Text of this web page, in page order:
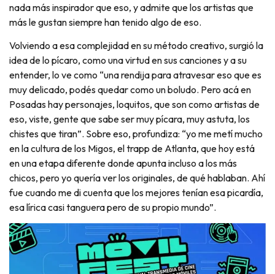
nada más inspirador que eso, y admite que los artistas que
más le gustan siempre han tenido algo de eso.
Volviendo a esa complejidad en su método creativo, surgió la
idea de lo pícaro, como una virtud en sus canciones y a su
entender, lo ve como “una rendija para atravesar eso que es
muy delicado, podés quedar como un boludo. Pero acá en
Posadas hay personajes, loquitos, que son como artistas de
eso, viste, gente que sabe ser muy pícara, muy astuta, los
chistes que tiran”. Sobre eso, profundiza: “yo me metí mucho
en la cultura de los Migos, el trapp de Atlanta, que hoy está
en una etapa diferente donde apunta incluso a los más
chicos, pero yo quería ver los originales, de qué hablaban. Ahí
fue cuando me di cuenta que los mejores tenían esa picardía,
esa lírica casi tanguera pero de su propio mundo”.